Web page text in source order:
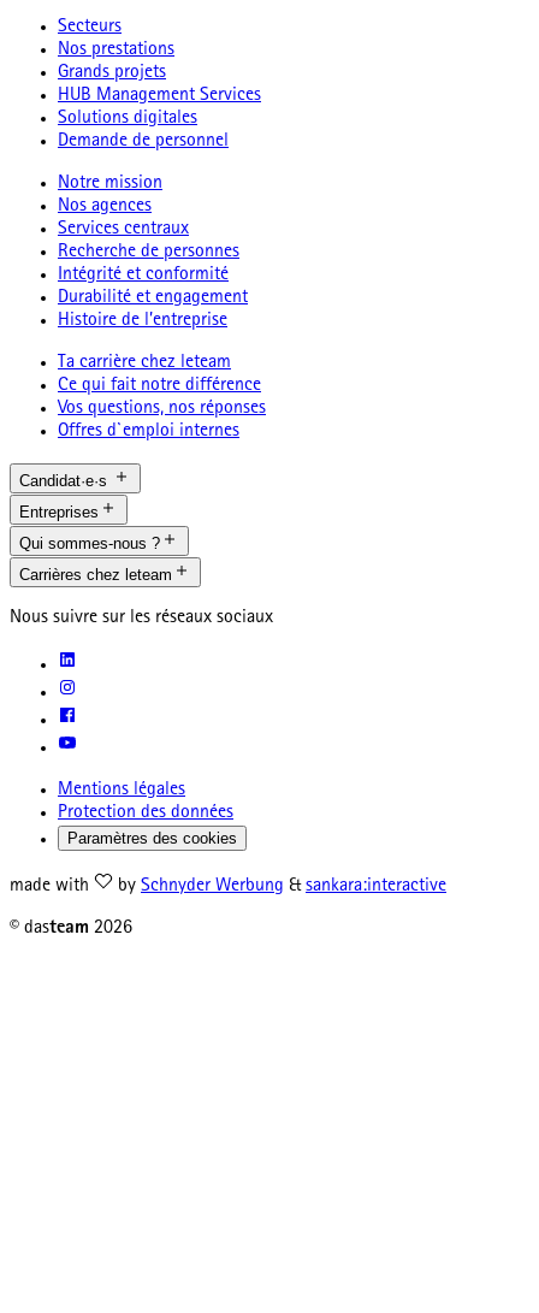
Secteurs
Nos prestations
Grands projets
HUB Management Services
Solutions digitales
Demande de personnel
Notre mission
Nos agences
Services centraux
Recherche de personnes
Intégrité et conformité
Durabilité et engagement
Histoire de l’entreprise
Ta carrière chez leteam
Ce qui fait notre différence
Vos questions, nos réponses
Offres d`emploi internes
Candidat·e·s
Entreprises
Qui sommes-nous ?
Carrières chez leteam
Nous suivre sur les réseaux sociaux
Mentions légales
Protection des données
Paramètres des cookies
made with by Schnyder Werbung & sankara:interactive
© dasteam 2026